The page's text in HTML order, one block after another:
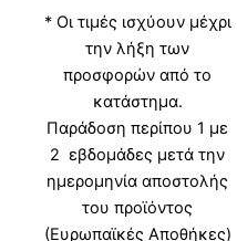
* Οι τιμές ισχύουν μέχρι
την λήξη των
προσφορών από το
κατάστημα.
Παράδοση περίπου 1 με
2 εβδομάδες μετά την
ημερομηνία αποστολής
του προϊόντος
(Ευρωπαϊκές Αποθήκες)